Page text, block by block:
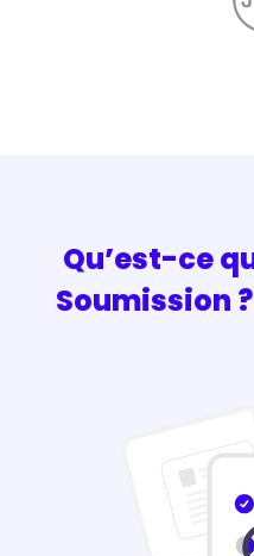
Qu’est-ce
Soumission